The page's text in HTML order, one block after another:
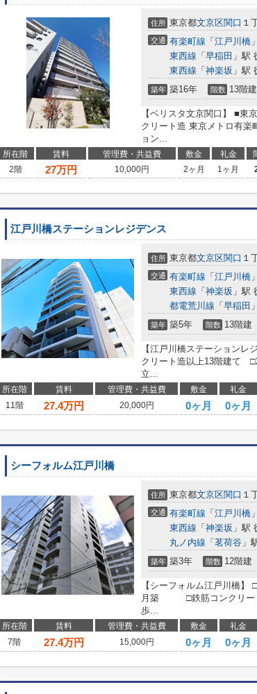
住所 東京都文京区関口 １
交通 有楽町線 「 江戸川橋
東西線 「 早稲田 」駅
東西線 「 神楽坂 」駅
築年 築16年 階数 13階建
【ベリスタ文京関口】 ■
クリート造 東京メトロ有楽
ョン...
所在階 賃料 管理費・共益費 敷金 礼金
2階
27万円 10,000円 2ヶ月 1ヶ月
江戸川橋ステーションレジデンス
住所 東京都文京区関口 １
交通 有楽町線 「 江戸川橋
東西線 「 神楽坂 」駅
都電荒川線 「 早稲田
築年 築5年 階数 13階建
【江戸川橋ステーションレ
クリート造以上13階建て
立...
所在階 賃料 管理費・共益費 敷金 礼金
11階
27.4万円 20,000円 0ヶ月 0ヶ月
シーフォルム江戸川橋
住所 東京都文京区関口 １
交通 有楽町線 「 江戸川橋
東西線 「 神楽坂 」駅
丸ノ内線 「 茗荷谷 」
築年 築3年 階数 12階建
【シーフォルム江戸川橋】
月築 □鉄筋コンクリート
歩...
所在階 賃料 管理費・共益費 敷金 礼金
7階
27.4万円 15,000円 0ヶ月 0ヶ月